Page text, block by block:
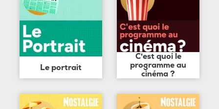
Le portrait
C'est quoi le
programme au
cinéma ?